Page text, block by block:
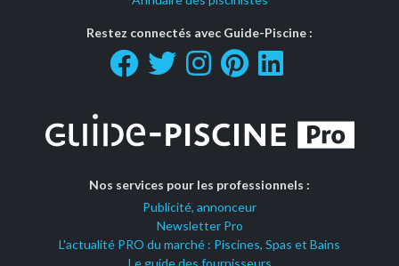
Restez connectés avec Guide-Piscine :
Nos services pour les professionnels :
Publicité, annonceur
Newsletter Pro
L'actualité PRO du marché : Piscines, Spas et Bains